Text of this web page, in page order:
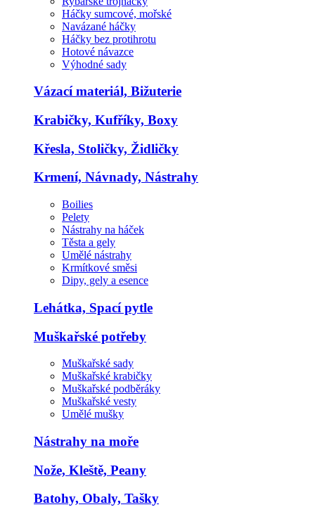
Háčky sumcové, mořské
Navázané háčky
Háčky bez protihrotu
Hotové návazce
Výhodné sady
Vázací materiál, Bižuterie
Krabičky, Kufříky, Boxy
Křesla, Stoličky, Židličky
Krmení, Návnady, Nástrahy
Boilies
Pelety
Nástrahy na háček
Těsta a gely
Umělé nástrahy
Krmítkové směsi
Dipy, gely a esence
Lehátka, Spací pytle
Muškařské potřeby
Muškařské sady
Muškařské krabičky
Muškařské podběráky
Muškařské vesty
Umělé mušky
Nástrahy na moře
Nože, Kleště, Peany
Batohy, Obaly, Tašky